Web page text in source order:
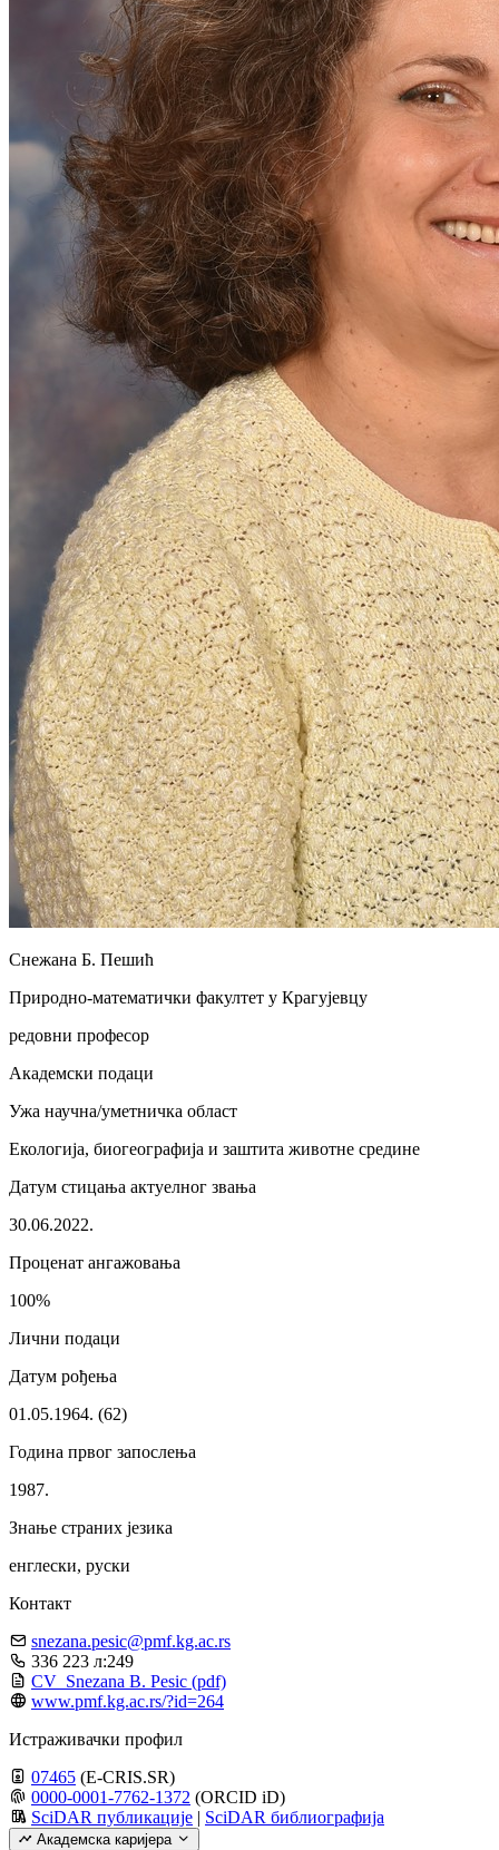
Снежана Б. Пешић
Природно-математички факултет у Крагујевцу
редовни професор
Академски подаци
Ужа научна/уметничка област
Екологија, биогеографија и заштита животне средине
Датум стицања актуелног звања
30.06.2022.
Проценат ангажовања
100%
Лични подаци
Датум рођења
01.05.1964. (62)
Година првог запослења
1987.
Знање страних језика
енглески, руски
Контакт
snezana.pesic@pmf.kg.ac.rs
336 223 л:249
CV_Snezana B. Pesic (pdf)
www.pmf.kg.ac.rs/?id=264
Истраживачки профил
07465 (E-CRIS.SR)
0000-0001-7762-1372 (ORCID iD)
SciDAR публикације | SciDAR библиографија
Академска каријера